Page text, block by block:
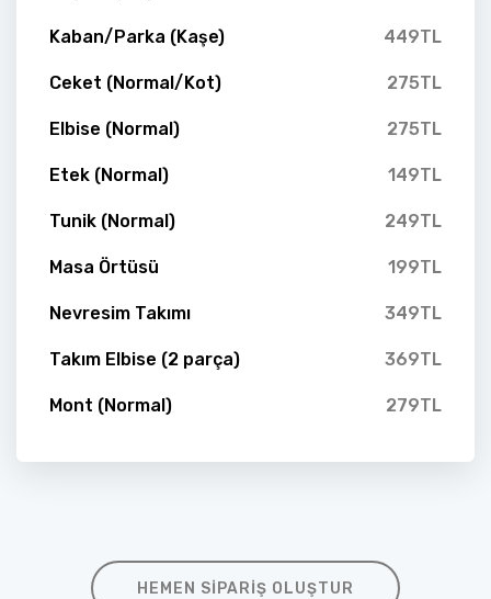
Kaban/Parka (Kaşe) 449TL
Ceket (Normal/Kot) 275TL
Elbise (Normal) 275TL
Etek (Normal) 149TL
Tunik (Normal) 249TL
Masa Örtüsü 199TL
Nevresim Takımı 349TL
Takım Elbise (2 parça) 369TL
Mont (Normal) 279TL
HEMEN SIPARIŞ OLUŞTUR